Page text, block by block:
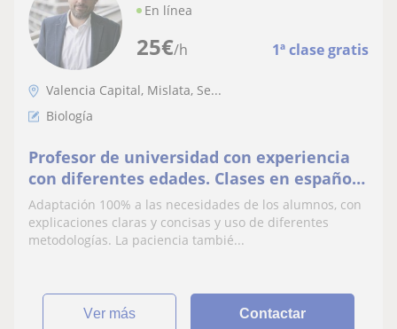
25€/h 1ª clase gratis
En línea
Valencia Capital, Mislata, Se...
Biología
Profesor de universidad con experiencia
con diferentes edades. Clases en español
o en inglés.
Adaptación 100% a las necesidades de los alumnos, con
explicaciones claras y concisas y uso de diferentes
metodologías. La paciencia tambié...
ver más Contactar